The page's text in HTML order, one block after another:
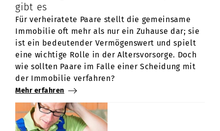
gibt es
Für verheiratete Paare stellt die gemeinsame
Immobilie oft mehr als nur ein Zuhause dar; sie
ist ein bedeutender Vermögenswert und spielt
eine wichtige Rolle in der Altersvorsorge. Doch
wie sollten Paare im Falle einer Scheidung mit
der Immobilie verfahren?
Mehr erfahren